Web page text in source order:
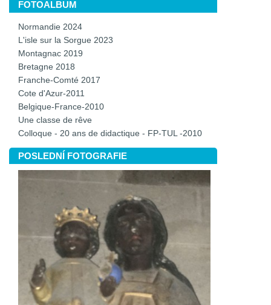
FOTOALBUM
Normandie 2024
L'isle sur la Sorgue 2023
Montagnac 2019
Bretagne 2018
Franche-Comté 2017
Cote d'Azur-2011
Belgique-France-2010
Une classe de rêve
Colloque - 20 ans de didactique - FP-TUL -2010
POSLEDNÍ FOTOGRAFIE